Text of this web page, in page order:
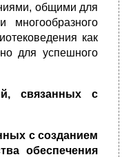
общими для
как
для успешного
связанных с
с созданием
обеспечения